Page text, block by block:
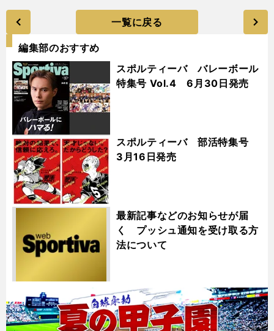
一覧に戻る
編集部のおすすめ
スポルティーバ バレーボール
特集号 Vol.4 6月30日発売
スポルティーバ 部活特集号
3月16日発売
最新記事などのお知らせが届
く プッシュ通知を受け取る方
法について